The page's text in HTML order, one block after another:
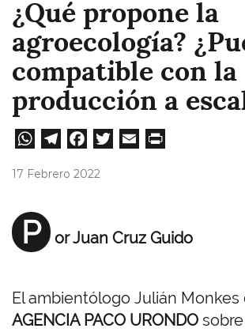
¿Qué propone la
agroecología?
compatible con la
producción a
W
A
pp
Te
m
Fa
17 Febrero 2022
P or Juan Cruz Guido
El ambientólogo Julián Monkes
AGENCIA PACO URONDO